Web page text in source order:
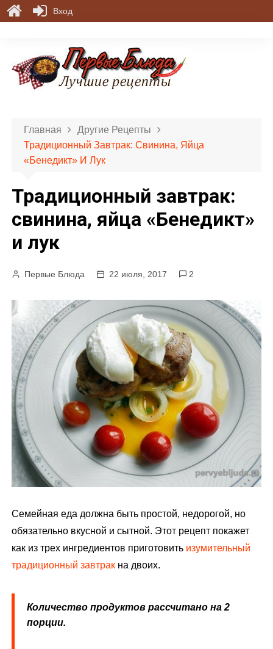
Главная
Другие Рецепты
Традиционный Завтрак: Свинина, Яйца
«Бенедикт» И Лук
Традиционный завтрак:
свинина, яйца «Бенедикт»
и лук
Первые Блюда 22 июля, 2017 2
Семейная еда должна быть простой, недорогой, но
обязательно вкусной и сытной. Этот рецепт покажет
как из трех ингредиентов приготовить изумительный
традиционный завтрак на двоих.
Количество продуктов рассчитано на 2
порции.
Вход